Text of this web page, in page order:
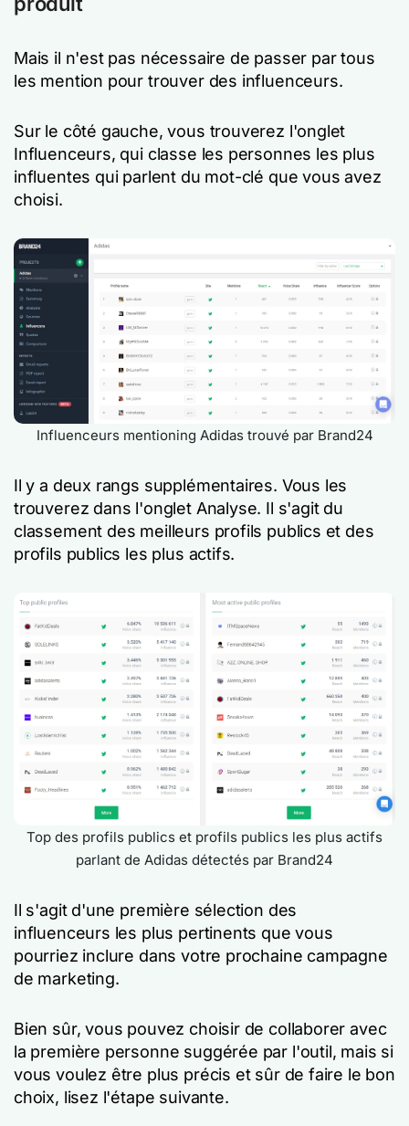
Mais il n'est pas nécessaire de passer par tous
les mention pour trouver des influenceurs.
Sur le côté gauche, vous trouverez l'onglet
Influenceurs, qui classe les personnes les plus
influentes qui parlent du mot-clé que vous avez
choisi.
Influenceurs mentioning Adidas trouvé par Brand24
Il y a deux rangs supplémentaires. Vous les
trouverez dans l'onglet Analyse. Il s'agit du
classement des meilleurs profils publics et des
profils publics les plus actifs.
Top des profils publics et profils publics les plus actifs
parlant de Adidas détectés par Brand24
Il s'agit d'une première sélection des
influenceurs les plus pertinents que vous
pourriez inclure dans votre prochaine campagne
de marketing.
Bien sûr, vous pouvez choisir de collaborer avec
la première personne suggérée par l'outil, mais si
vous voulez être plus précis et sûr de faire le bon
choix, lisez l'étape suivante.